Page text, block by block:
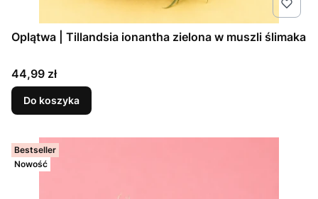
Oplątwa | Tillandsia ionantha zielona w muszli ślimaka
Cena
44,99 zł
Do koszyka
Bestseller
Nowość